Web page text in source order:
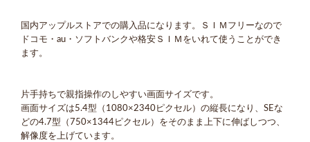
国内アップルストアでの購入品になります。ＳＩＭフリーなので
ドコモ・au・ソフトバンクや格安ＳＩＭをいれて使うことができ
ます。
片手持ちで親指操作のしやすい画面サイズです。
画面サイズは5.4型（1080×2340ピクセル）の縦長になり、SEな
どの4.7型（750×1344ピクセル）をそのまま上下に伸ばしつつ、
解像度を上げています。